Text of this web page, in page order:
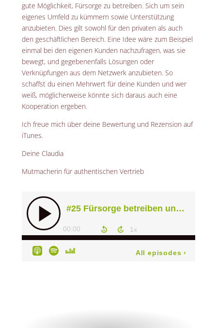
gute Möglichkeit, Fürsorge zu betreiben. Sich um sein
eigenes Umfeld zu kümmern sowie Unterstützung
anzubieten. Dies gilt sowohl für den privaten als auch
den geschäftlichen Bereich. Eine Idee wäre zum Beispiel
einmal bei den eigenen Kunden nachzufragen, was sie
bewegt, und gegebenenfalls Lösungen oder
Verknüpfungen aus dem Netzwerk anzubieten. So
schaffst du einen Mehrwert für deine Kunden und wer
weiß, möglicherweise könnte sich daraus auch eine
Kooperation ergeben.
Ich freue mich über deine Bewertung und Rezension auf
iTunes.
Deine Claudia
Mutmacherin für authentischen Vertrieb